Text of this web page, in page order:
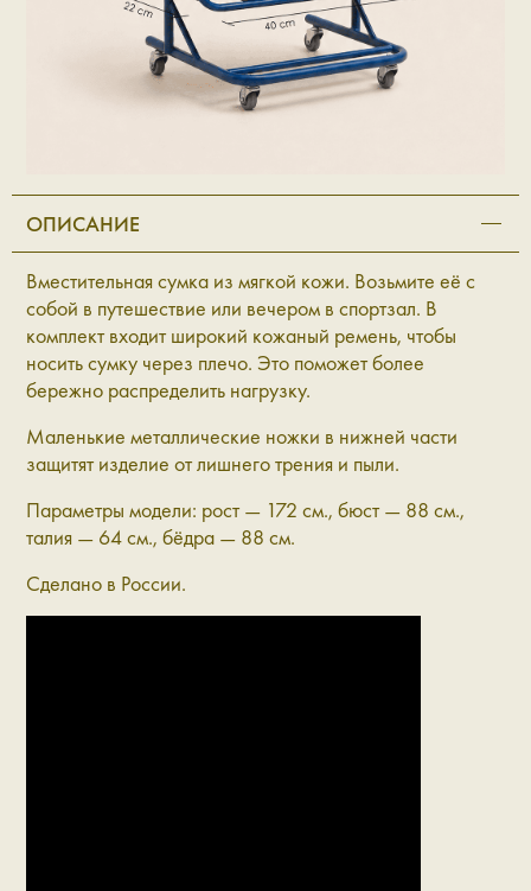
ОПИСАНИЕ
Вместительная сумка из мягкой кожи. Возьмите её с
собой в путешествие или вечером в спортзал. В
комплект входит широкий кожаный ремень, чтобы
носить сумку через плечо. Это поможет более
бережно распределить нагрузку.
Маленькие металлические ножки в нижней части
защитят изделие от лишнего трения и пыли.
Параметры модели: рост — 172 см., бюст — 88 см.,
талия — 64 см., бёдра — 88 см.
Сделано в России.